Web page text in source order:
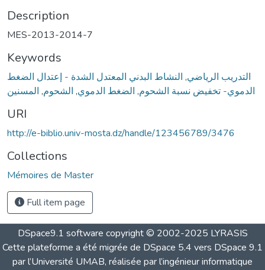
Description
MES-2013-2014-7
Keywords
التدريب الرياضي, النشاط البدني المعتدل الشدة - إعتدال الضغط
الدموي- تخفيض نسبة الشحوم, الضغط الدموي, الشحوم, المسنين
URI
http://e-biblio.univ-mosta.dz/handle/123456789/3476
Collections
Mémoires de Master
Full item page
DSpace9.1 software copyright © 2002-2025 LYRASIS
Cette plateforme a été migrée de DSpace 5.4 vers DSpace 9.1
par l’Université UMAB, réalisée par l’ingénieur informatique